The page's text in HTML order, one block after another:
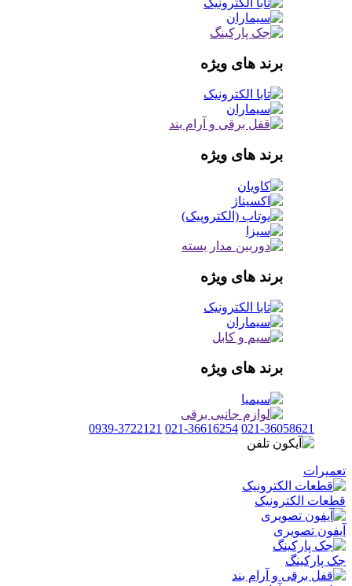
برند های ویژه
برند های ویژه
برند های ویژه
برند های ویژه
021-36058621
021-36616254
0939-3722121
تعمیرات
قطعات الکترونیک
آیفون تصویری
جک پارکینگ